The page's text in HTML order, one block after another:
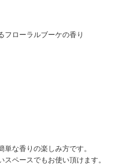
フローラルブーケの香り
な香りの楽しみ方です。
ペースでもお使い頂けます。